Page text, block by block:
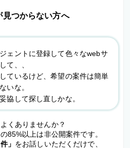
見つからない方へ
ェントに登録して色々なwebサ
て、、
ているけど、希望の案件は簡単
いな。
協して探し直しかな。
くありませんか？
85%以上は非公開案件です。
」 をお話しいただくだけで、